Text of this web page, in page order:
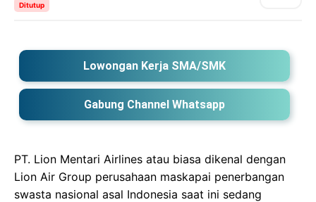
Ditutup
Lowongan Kerja SMA/SMK
Gabung Channel Whatsapp
PT. Lion Mentari Airlines atau biasa dikenal dengan
Lion Air Group perusahaan maskapai penerbangan
swasta nasional asal Indonesia saat ini sedang